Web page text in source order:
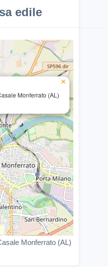
edile
Monferrato (AL)
×
Monferrato (AL)